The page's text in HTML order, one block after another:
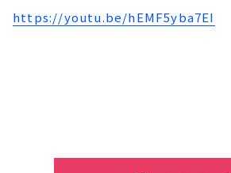
https://youtu.be/hEMF5yba7EI